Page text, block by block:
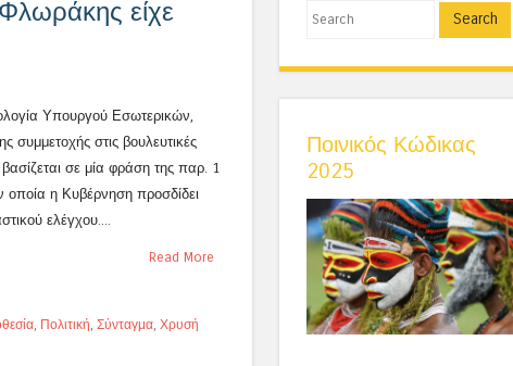
είχε
Υπουργού Εσωτερικών,
συμμετοχής στις βουλευτικές
σε μία φράση της παρ. 1
οποία η Κυβέρνηση προσδίδει
ελέγχου....
Read More
, Πολιτική, Σύνταγμα, Χρυσή
Search
Ποινικός Κώδικας
2025